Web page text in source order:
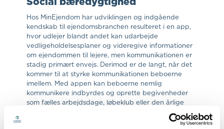
Hos MinEjendom har udviklingen og indgående
kendskab til ejendomsbranchen resulteret i en app,
hvor udlejer blandt andet kan udarbejde
vedligeholdelsesplaner og videregive informationer
om ejendommen til lejere, men kommunikationen er
stadig primært envejs. Derimod er de langt, når det
kommer til at styrke kommunikationen beboerne
imellem. Med appen kan beboerne nemlig
kommunikere indbyrdes og oprette begivenheder
som fælles arbejdsdage, løbeklub eller den årlige